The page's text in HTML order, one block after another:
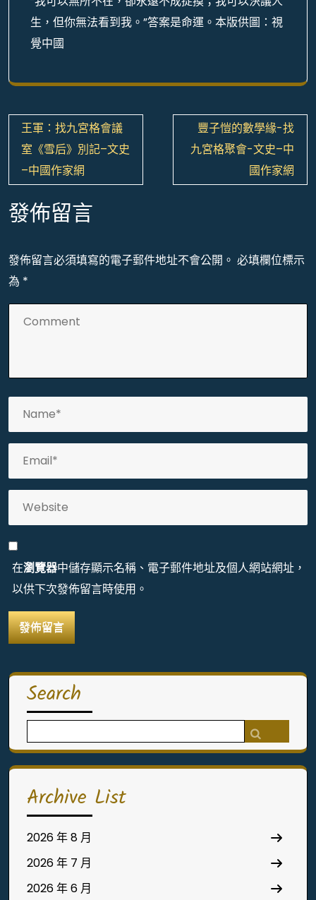
生，但你無法看到我。”答案是命運。本版供圖：視
覺中國
文
章
導
覽
王軍：找九宮格會議
室《雪后》別記–文史
–中國作家網
豐子愷的數學緣-找
九宮格聚會-文史–中
國作家網
發佈留言
發佈留言必須填寫的電子郵件地址不會公開。 必填欄位標示
為 *
在瀏覽器中儲存顯示名稱、電子郵件地址及個人網站網址，
以供下次發佈留言時使用。
Search
for:
Archive List
2026 年 8 月
2026 年 7 月
2026 年 6 月